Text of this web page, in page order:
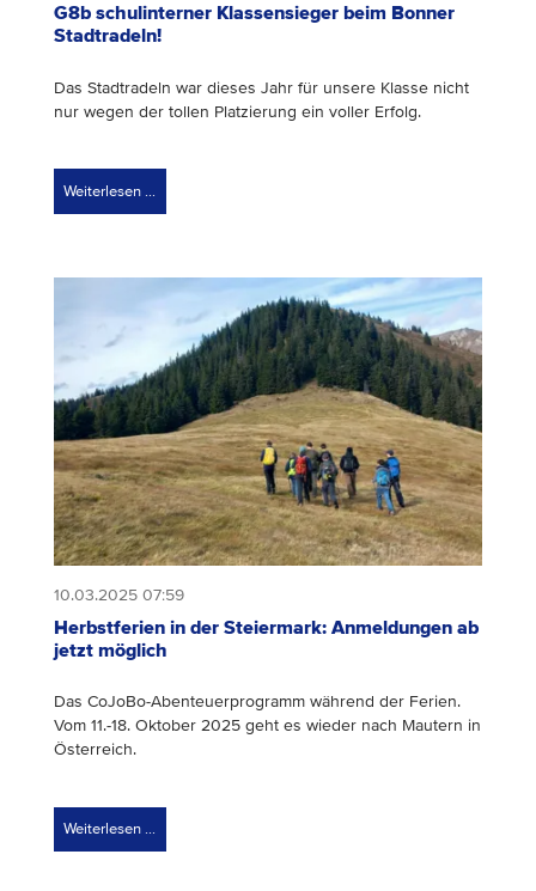
G8b schulinterner Klassensieger beim Bonner
Stadtradeln!
Das Stadtradeln war dieses Jahr für unsere Klasse nicht
nur wegen der tollen Platzierung ein voller Erfolg.
Weiterlesen …
10.03.2025 07:59
Herbstferien in der Steiermark: Anmeldungen ab
jetzt möglich
Das CoJoBo-Abenteuerprogramm während der Ferien.
Vom 11.-18. Oktober 2025 geht es wieder nach Mautern in
Österreich.
Weiterlesen …